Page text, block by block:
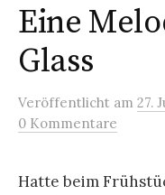
Eine
Glass
Veröffentlicht am 27.
0 Kommentare
Hatte beim